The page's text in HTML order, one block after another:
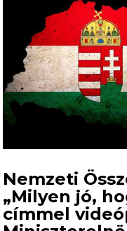
Nemzeti
„Milyen jó,
címmel